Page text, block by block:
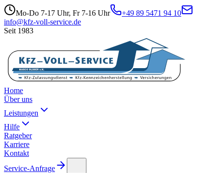
Mo-Do 7-17 Uhr, Fr 7-16 Uhr
+49 89 5471 94 10
info@kfz-voll-service.de
Seit 1983
Home
Über uns
Leistungen
Hilfe
Ratgeber
Karriere
Kontakt
Service-Anfrage